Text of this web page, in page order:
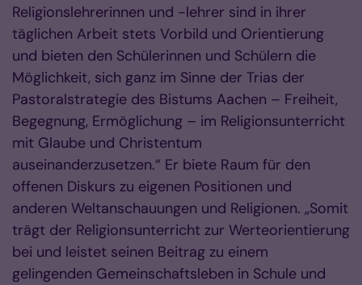
Religionslehrerinnen und -lehrer sind in ihrer
täglichen Arbeit stets Vorbild und Orientierung
und bieten den Schülerinnen und Schülern die
Möglichkeit, sich ganz im Sinne der Trias der
Pastoralstrategie des Bistums Aachen – Freiheit,
Begegnung, Ermöglichung – im Religionsunterricht
mit Glaube und Christentum
auseinanderzusetzen.“ Er biete Raum für den
offenen Diskurs zu eigenen Positionen und
anderen Weltanschauungen und Religionen. „Somit
trägt der Religionsunterricht zur Werteorientierung
bei und leistet seinen Beitrag zu einem
gelingenden Gemeinschaftsleben in Schule und